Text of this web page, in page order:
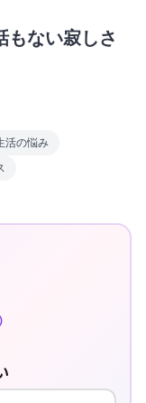
もない寂しさ
活の悩み